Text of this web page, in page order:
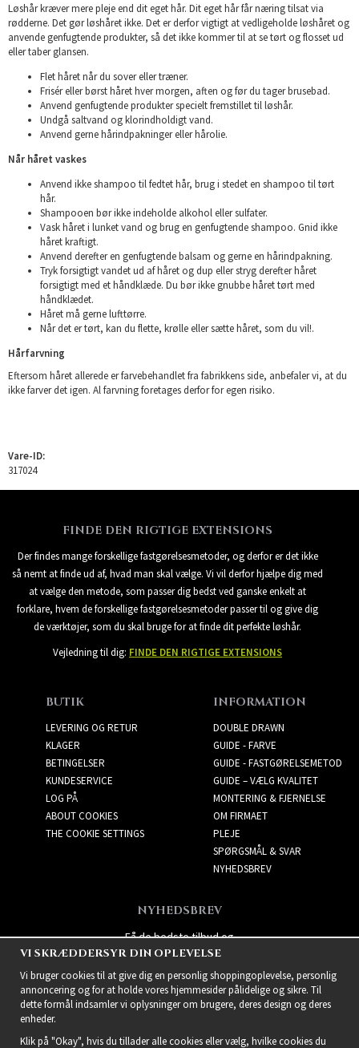
Løshår kræver mere pleje end dit eget hår. Dit eget hår får næring tilsat via
rødderne. Det gør løshåret ikke. Det er derfor vigtigt at vedligeholde løshåret og
anvende genfugtende produkter, så det ikke kommer til at se tørt og flosset ud
eller taber glansen.
Flet håret når du sover eller træner.
Frisér eller børst håret hver morgen, aften og før du tager brusebad.
Anvend genfugtende produkter specielt fremstillet til løshår.
Undgå saltvand og klorindholdigt vand.
Anvend gerne hårindpakninger eller hårolie.
Når håret vaskes
Anvend ikke shampoo til fedtet hår, brug i stedet en shampoo til tørt
hår.
Shampooen bør ikke indeholde alkohol eller sulfater.
Vask håret i lunket vand og brug en genfugtende shampoo. Gnid ikke
håret kraftigt.
Anvend derefter en genfugtende balsam og gerne en hårindpakning.
Tryk forsigtigt vandet ud af håret og dup eller stryg derefter håret
forsigtigt med et håndklæde. Du bør ikke gnubbe håret tørt med
håndklædet.
Håret må gerne lufttørre.
Når det er tørt, kan du flette, krølle eller sætte håret, som du vil!.
Hårfarvning
Eftersom håret allerede er farvebehandlet fra fabrikkens side, anbefaler vi, at du
ikke farver det igen. Al farvning foretages derfor for egen risiko.
Vare-ID:
317024
FINDE DEN RIGTIGE EXTENSIONS
Der findes mange forskellige fastgørelsesmetoder, og derfor er det ikke
så nemt at finde ud af, hvad man skal vælge. Vi vil derfor hjælpe dig med
at vælge den metode, som passer dig bedst ved ganske enkelt at
forklare, hvem de forskellige fastgørelsesmetoder passer til og give dig
de værktøjer, som du skal bruge for at finde dit perfekte løshår.
Vejledning til dig: FINDE DEN RIGTIGE EXTENSIONS
BUTIK
LEVERING OG RETUR
KLAGER
BETINGELSER
KUNDESERVICE
LOG PÅ
ABOUT COOKIES
THE COOKIE SETTINGS
INFORMATION
DOUBLE DRAWN
GUIDE - FARVE
GUIDE - FASTGØRELSEMETOD
GUIDE – VÆLG KVALITET
MONTERING & FJERNELSE
OM FIRMAET
PLEJE
SPØRGSMÅL & SVAR
NYHEDSBREV
NYHEDSBREV
Få de bedste tilbud og
spændende nye produkter!
VI SKRÆDDERSYR DIN OPLEVELSE
Vi bruger cookies til at give dig en personlig shoppingoplevelse, personlig
annoncering og for at holde vores hjemmesider pålidelige og sikre. Til
dette formål indsamler vi oplysninger om brugere, deres design og deres
enheder.
Klik på "Okay", hvis du tillader alle cookies eller vælg, hvilke cookies du